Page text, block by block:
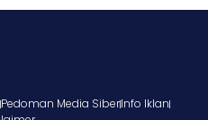
Pedoman Media SiberInfo Iklan